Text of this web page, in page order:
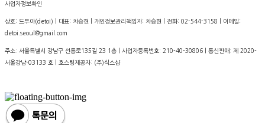
사업자정보확인
상호: 드투아(detoi) | 대표: 차승현 | 개인정보관리책임자: 차승현 | 전화: 02-544-3158 | 이메일:
detoi.seoul@gmail.com
주소: 서울특별시 강남구 선릉로135길 23 1층 | 사업자등록번호: 210-40-30806 | 통신판매: 제 2020-
서울강남-03133 호 | 호스팅제공자: (주)식스샵